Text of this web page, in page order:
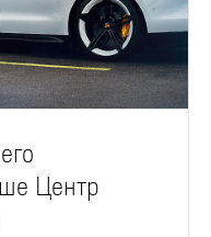
Центр